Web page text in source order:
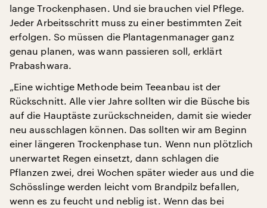
lange Trockenphasen. Und sie brauchen viel Pflege.
Jeder Arbeitsschritt muss zu einer bestimmten Zeit
erfolgen. So müssen die Plantagenmanager ganz
genau planen, was wann passieren soll, erklärt
Prabashwara.
„Eine wichtige Methode beim Teeanbau ist der
Rückschnitt. Alle vier Jahre sollten wir die Büsche bis
auf die Hauptäste zurückschneiden, damit sie wieder
neu ausschlagen können. Das sollten wir am Beginn
einer längeren Trockenphase tun. Wenn nun plötzlich
unerwartet Regen einsetzt, dann schlagen die
Pflanzen zwei, drei Wochen später wieder aus und die
Schösslinge werden leicht vom Brandpilz befallen,
wenn es zu feucht und neblig ist. Wenn das bei